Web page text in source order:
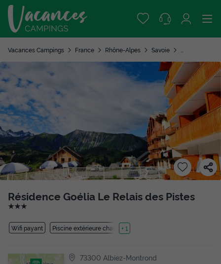
Vacances Campings France Rhône-Alpes Savoie
Résidence Goélia Le Relais des Pistes
★★★
Wifi payant Piscine extérieure chauffée
+ 1
73300 Albiez-Montrond